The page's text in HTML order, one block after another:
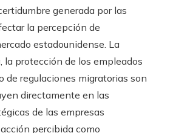
generada por las
la percepción de
estadounidense. La
la protección de los empleados
de regulaciones migratorias son
directamente en las
de las empresas
percibida como